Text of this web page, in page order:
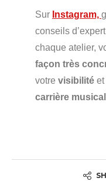
Sur Instagram,
conseils
chaque atelier,
façon très
votre visibilité et
carrière